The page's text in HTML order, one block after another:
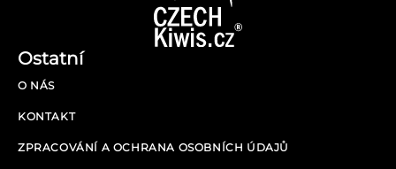
Ostatní
O NÁS
KONTAKT
ZPRACOVÁNÍ A OCHRANA OSOBNÍCH ÚDAJŮ